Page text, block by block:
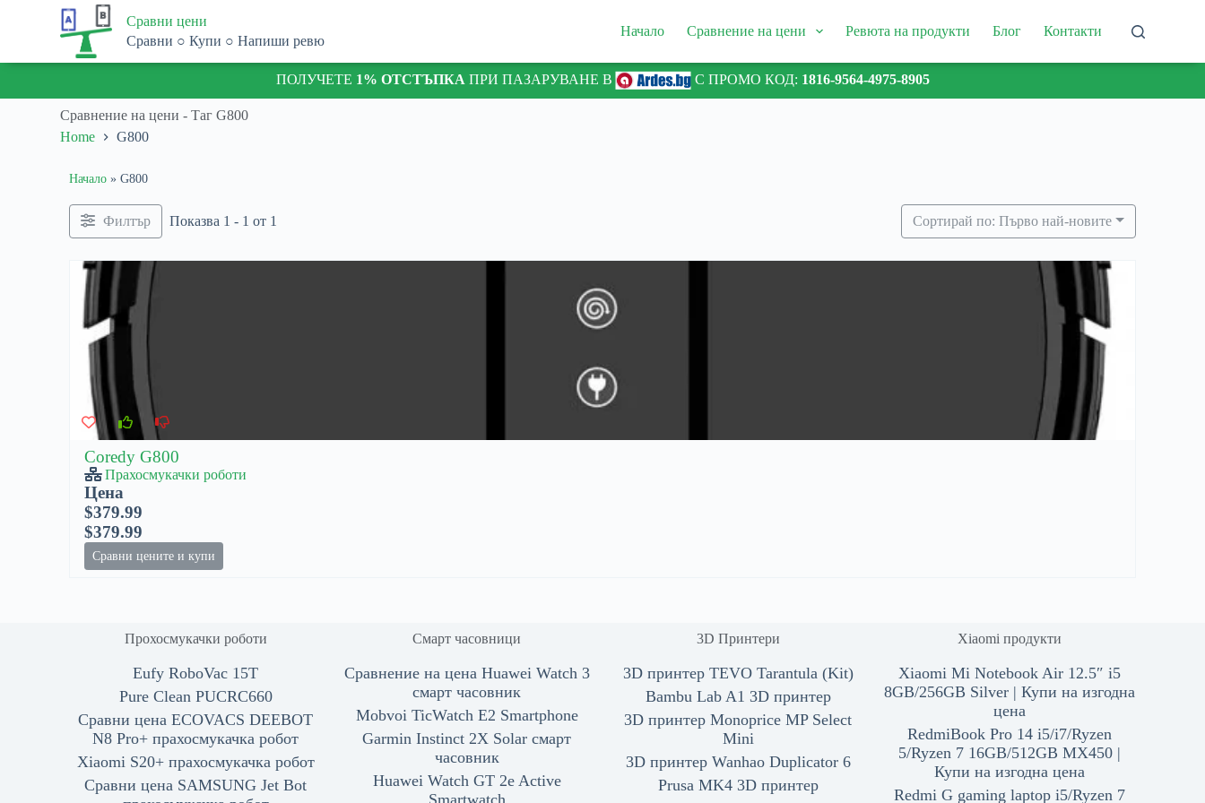
p
o
Сравни цени
Сравни ○ Купи ○ Напиши ревю
Начало Сравнение на цени Ревюта на продукти Блог Контакти
ПОЛУЧЕТЕ 1% ОТСТЪПКА ПРИ ПАЗАРУВАНЕ В С ПРОМО КОД: 1816-9564-4975-8905
Сравнение на цени - Таг G800
Home
G800
Начало »G800
Филтър Показва 1 - 1 от 1 Сортирай по: Първо най-новите
Coredy G800
Прахосмукачки роботи
Цена
$379.99
$379.99
Сравни цените и купи
Прохосмукачки роботи
Eufy RoboVac 15T
Pure Clean PUCRC660
Сравни цена ECOVACS DEEBOT
N8 Pro+ прахосмукачка робот
Xiaomi S20+ прахосмукачка робот
Сравни цена SAMSUNG Jet Bot
Смарт часовници
Сравнение на цена Huawei Watch 3
смарт часовник
Mobvoi TicWatch E2 Smartphone
Garmin Instinct 2X Solar смарт
часовник
Huawei Watch GT 2e Active
3D Принтери
3D принтер TEVO Tarantula (Kit)
Bambu Lab A1 3D принтер
3D принтер Monoprice MP Select
Mini
3D принтер Wanhao Duplicator 6
Prusa MK4 3D принтер
Xiaomi продукти
Xiaomi Mi Notebook Air 12.5″ i5
8GB/256GB Silver | Купи на изгодна
цена
RedmiBook Pro 14 i5/i7/Ryzen
5/Ryzen 7 16GB/512GB MX450 |
Купи на изгодна цена
Redmi G gaming laptop i5/Ryzen 7